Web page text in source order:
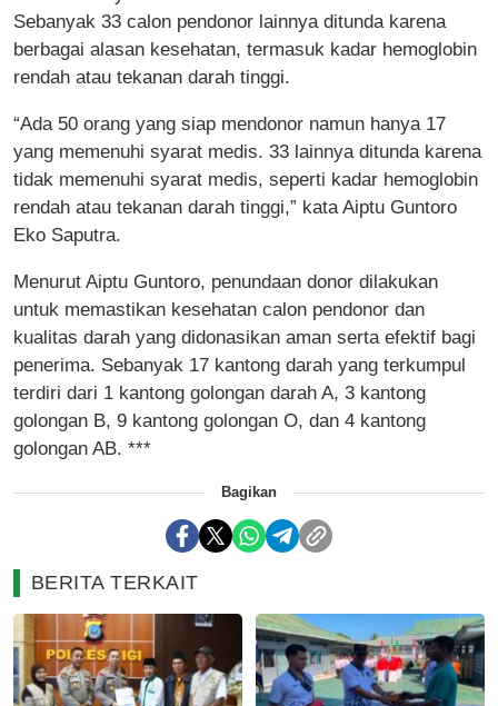
Sebanyak 33 calon pendonor lainnya ditunda karena
berbagai alasan kesehatan, termasuk kadar hemoglobin
rendah atau tekanan darah tinggi.
“Ada 50 orang yang siap mendonor namun hanya 17
yang memenuhi syarat medis. 33 lainnya ditunda karena
tidak memenuhi syarat medis, seperti kadar hemoglobin
rendah atau tekanan darah tinggi,” kata Aiptu Guntoro
Eko Saputra.
Menurut Aiptu Guntoro, penundaan donor dilakukan
untuk memastikan kesehatan calon pendonor dan
kualitas darah yang didonasikan aman serta efektif bagi
penerima. Sebanyak 17 kantong darah yang terkumpul
terdiri dari 1 kantong golongan darah A, 3 kantong
golongan B, 9 kantong golongan O, dan 4 kantong
golongan AB. ***
Bagikan
BERITA TERKAIT